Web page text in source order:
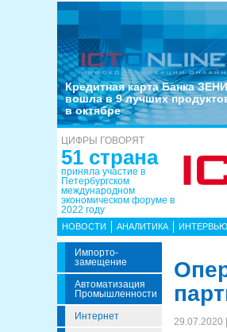
Кредитная карта Банка
вошла в 9 лучших
в октябре
ЦИФРЫ ГОВОРЯТ
51 страна
приняла участие в
Петербургском
международном
экономическом форуме в
2022 году
НОВОСТИ АНАЛИТИКА ИНТЕРВЬЮ
Импорто­
Замещение
Автоматизация
Промышленности
Интернет
29.07.2020 |